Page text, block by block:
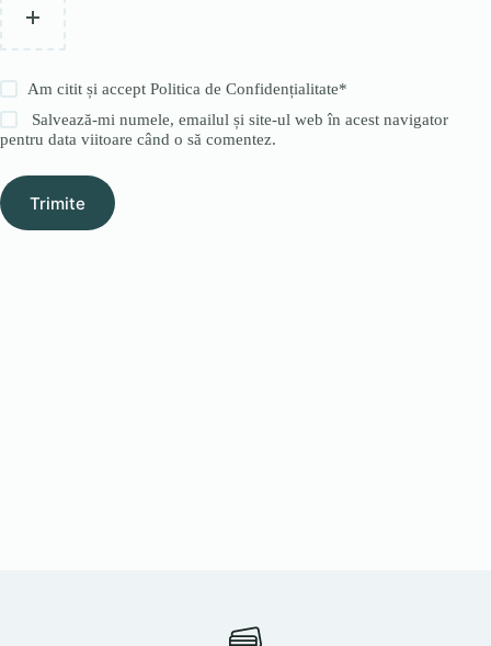
Am citit și acceptPolitica de Confidențialitate*
Salvează-mi numele, emailul și site-ul web în acest navigator
pentru data viitoare când o să comentez.
Trimite